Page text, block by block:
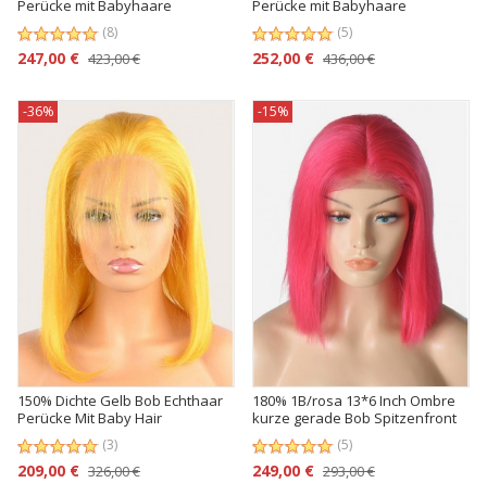
Perücke mit Babyhaare
(8)
423,00 €
247,00 €
Perücke mit Babyhaare
(5)
436,00 €
252,00 €
-36%
150% Dichte Gelb Bob Echthaar
Perücke Mit Baby Hair
(3)
326,00 €
209,00 €
-15%
180% 1B/rosa 13*6 Inch Ombre
kurze gerade Bob Spitzenfront
Perücke
(5)
293,00 €
249,00 €